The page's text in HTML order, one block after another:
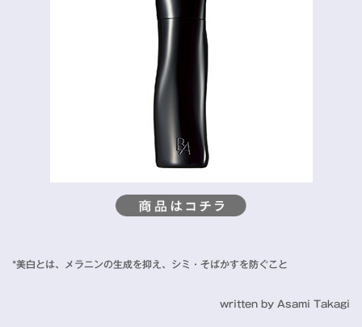
*美白とは、メラニンの生成を抑え、シミ・そばかすを防ぐこと
written by Asami Takagi